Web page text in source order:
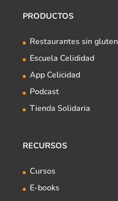
PRODUCTOS
Restaurantes sin gluten
Escuela Celididad
App Celicidad
Podcast
Tienda Solidaria
RECURSOS
Cursos
E-books